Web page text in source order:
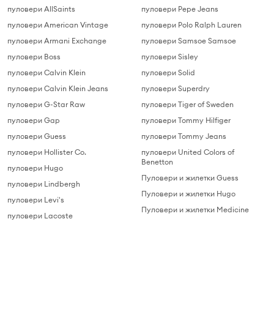
пуловери AllSaints
пуловери American Vintage
пуловери Armani Exchange
пуловери Boss
пуловери Calvin Klein
пуловери Calvin Klein Jeans
пуловери G-Star Raw
пуловери Gap
пуловери Guess
пуловери Hollister Co.
пуловери Hugo
пуловери Lindbergh
пуловери Levi's
пуловери Lacoste
пуловери Pepe Jeans
пуловери Polo Ralph Lauren
пуловери Samsoe Samsoe
пуловери Sisley
пуловери Solid
пуловери Superdry
пуловери Tiger of Sweden
пуловери Tommy Hilfiger
пуловери Tommy Jeans
пуловери United Colors of
Benetton
Пуловери и жилетки Guess
Пуловери и жилетки Hugo
Пуловери и жилетки Medicine